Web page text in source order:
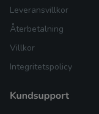
Leveransvillkor
Återbetalning
Villkor
Integritetspolicy